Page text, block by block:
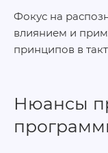
Фокус на
влиянием и
принципов в
Нюансы